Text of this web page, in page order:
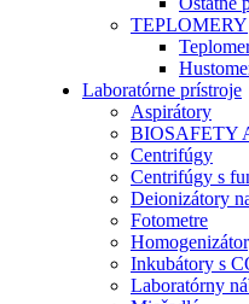
TEPLOMERY
Laboratórne prístroje
Aspirátory
BIOSAFETY
Centrifúgy
Centrifúgy s
Deionizátory
Fotometre
Inkubátory s
Laboratórny